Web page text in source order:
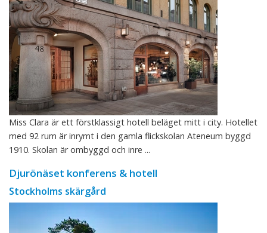
Miss Clara är ett förstklassigt hotell beläget mitt i city. Hotellet
med 92 rum är inrymt i den gamla flickskolan Ateneum byggd
1910. Skolan är ombyggd och inre ...
Djurönäset konferens & hotell
Stockholms skärgård